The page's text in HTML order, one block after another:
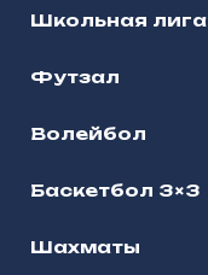
Школьная лига
Футзал
Волейбол
Баскетбол 3×3
Шахматы